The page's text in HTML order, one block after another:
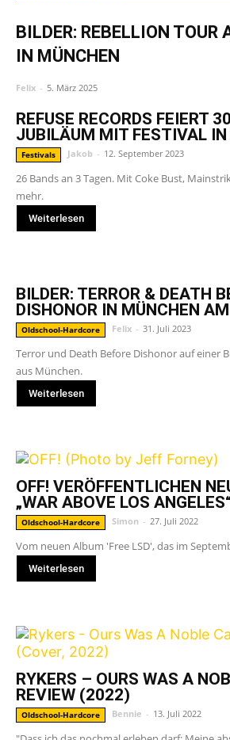
BILDER: REBELLION
IN MÜNCHEN
Felix - 5. März 2025
REFUSE RECORDS FEIERT
JUBILÄUM MIT FESTIVAL IN
Festivals Jakob - 12. September 2023
26 Bands an 3 Tagen. Mit Coke Bust,
mehr.
Weiterlesen
BILDER: TERROR & DEATH
DISHONOR IN MÜNCHEN
Oldschool-Hardcore Felix - 31. Juli 2023
Terror und Death Before Dishonor auf einer
aus München.
Weiterlesen
OFF! VERÖFFENTLICHEN
„WAR ABOVE LOS
Oldschool-Hardcore Simon - 27. Juli 2022
Vom neuen Album 'Free LSD', das im
Weiterlesen
RYKERS – OURS WAS A
REVIEW (2022)
Oldschool-Hardcore Bennie - 13. Juli 2022